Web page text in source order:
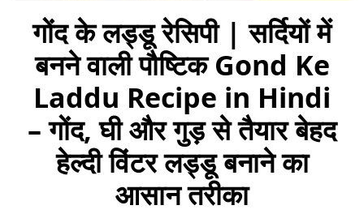
गोंद के लड्डू रेसिपी | सर्दियों में
बनने वाली पौष्टिक Gond Ke
Laddu Recipe in Hindi
– गोंद, घी और गुड़ से तैयार बेहद
हेल्दी विंटर लड्डू बनाने का
आसान तरीका